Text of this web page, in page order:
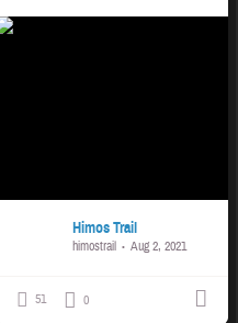
Himos Trail
himostrail Aug 2, 2021
51 0